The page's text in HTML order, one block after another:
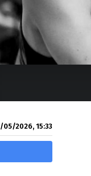
05/2026, 15:33